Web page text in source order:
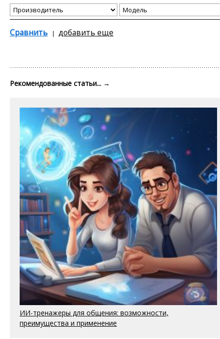
Сравнить добавить еще
Рекомендованные статьи... →
ИИ-тренажеры для общения: возможности,
преимущества и применение